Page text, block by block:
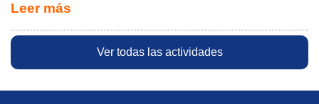
Leer más
Ver todas las actividades